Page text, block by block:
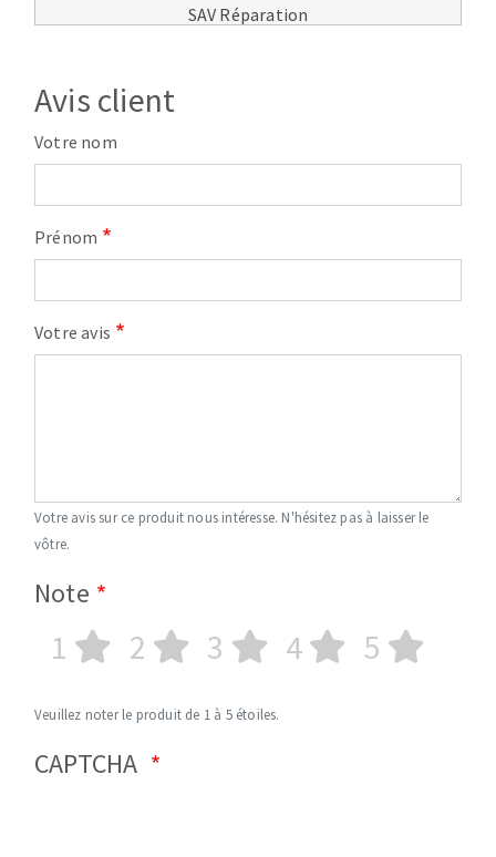
SAV Réparation
Avis client
Votre nom
Prénom
Votre avis
Votre avis sur ce produit nous intéresse. N'hésitez pas à laisser le
vôtre.
Note
1 2 3 4 5
Veuillez noter le produit de 1 à 5 étoiles.
CAPTCHA